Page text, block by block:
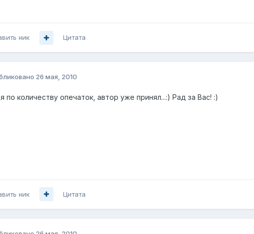
ник Цитата
26 мая, 2010
по количеству опечаток, автор уже принял...:) Рад за Вас! :)
ник Цитата